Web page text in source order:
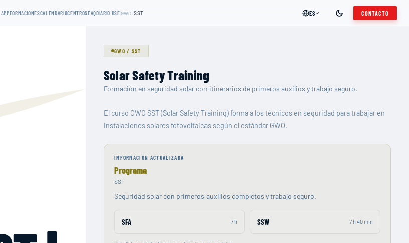
APPFORMACIONESCALENDARIOCENTROSFAQDIARIO HSEGWO/SST ES CONTACTO
GWO / SST
Solar Safety Training
Formación en seguridad solar con itinerarios de primeros auxilios y trabajo seguro.
El curso GWO SST (Solar Safety Training) forma a los técnicos en seguridad para trabajar en
instalaciones solares fotovoltaicas según el estándar GWO.
INFORMACIÓN ACTUALIZADA
Programa
SST
Seguridad solar con primeros auxilios completos y trabajo seguro.
SFA 7 h SSW 7 h 40 min